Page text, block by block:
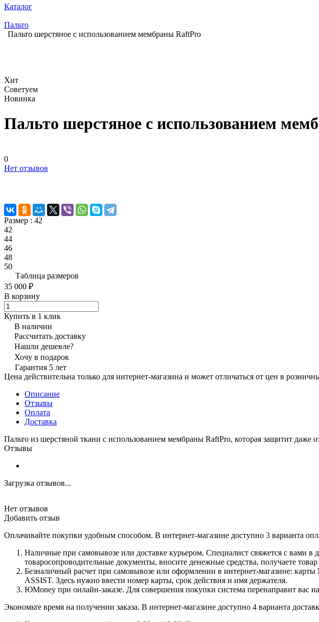
Каталог
Пальто
Пальто шерстяное с использованием мембраны RaftPro
Хит
Советуем
Новинка
Пальто шерстяное с использованием
0
Нет отзывов
Размер : 42
42
44
46
48
50
Таблица размеров
35 000 ₽
В корзину
Купить в 1 клик
В наличии
Рассчитать доставку
Нашли дешевле?
Хочу в подарок
Гарантия 5 лет
Цена действительна только для интернет-магазина и может отличаться от цен в
Описание
Отзывы
Оплата
Доставка
Пальто из шерстяной ткани с использованием мембраны RaftPro, которая защитит даже
Отзывы
Загрузка отзывов...
Нет отзывов
Добавить отзыв
Оплачивайте покупки удобным способом. В интернет-магазине доступно 3 варианта
Наличные при самовывозе или доставке курьером. Специалист свяжется с вами
товаросопроводительные документы, вносите денежные средства, получаете товар
Безналичный расчет при самовывозе или оформлении в интернет-магазине:
ASSIST. Здесь нужно ввести номер карты, срок действия и имя держателя.
ЮMoney при онлайн-заказе. Для совершения покупки система перенаправит вас
Экономьте время на получении заказа. В интернет-магазине доступно 4 варианта